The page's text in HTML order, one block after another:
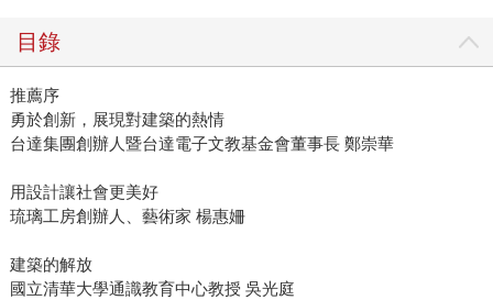
目錄
推薦序
勇於創新，展現對建築的熱情
台達集團創辦人暨台達電子文教基金會董事長 鄭崇華
用設計讓社會更美好
琉璃工房創辦人、藝術家 楊惠姍
建築的解放
國立清華大學通識教育中心教授 吳光庭